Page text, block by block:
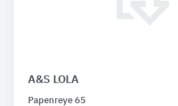
A&S LOLA
Papenreye 65